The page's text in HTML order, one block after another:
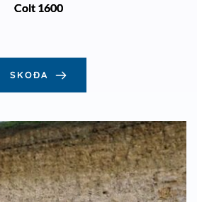
Colt 1600
SKOÐA